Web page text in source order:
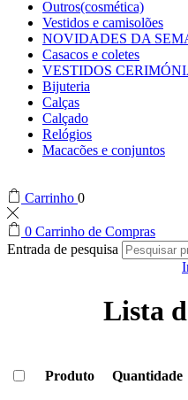
Outros(cosmética)
Vestidos e camisolões
NOVIDADES DA
Casacos e coletes
VESTIDOS
Bijuteria
Calças
Calçado
Relógios
Macacões e conjuntos
Carrinho 0
0 Carrinho de Compras
Entrada de pesquisa
Lista
Produto Quantidade